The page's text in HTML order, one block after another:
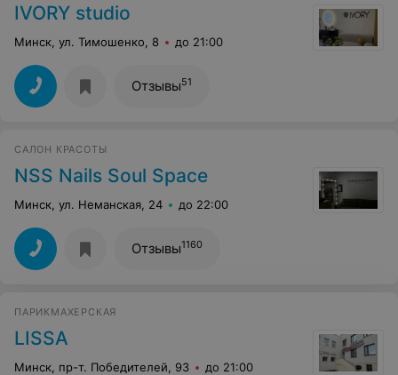
IVORY studio
Минск, ул. Тимошенко, 8 до 21:00
Отзывы51
САЛОН КРАСОТЫ
NSS Nails Soul Space
Минск, ул. Неманская, 24 до 22:00
Отзывы1160
ПАРИКМАХЕРСКАЯ
LISSA
Минск, пр-т. Победителей, 93 до 21:00